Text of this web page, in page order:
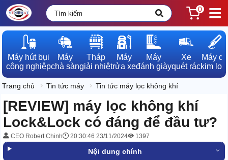
0
Máy hút bụi
công nghiệp
Máy
chà sàn
Tháp
giải nhiệt
Máy
rửa xe
Máy
đánh giày
Xe
quét rác
Máy dò
kim loại
Trang chủ Tin tức máy Tin tức máy lọc không khí
[REVIEW] máy lọc không khí
Lock&Lock có đáng để đầu tư?
CEO Robert Chinh 20:30:46 23/11/2024 1397
Nội dung chính